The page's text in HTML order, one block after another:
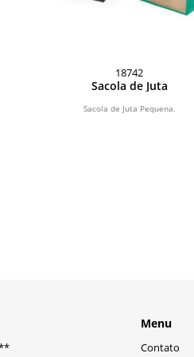
18742
Sacola de Juta
Sacola de Juta Pequena.
Menu
Contato